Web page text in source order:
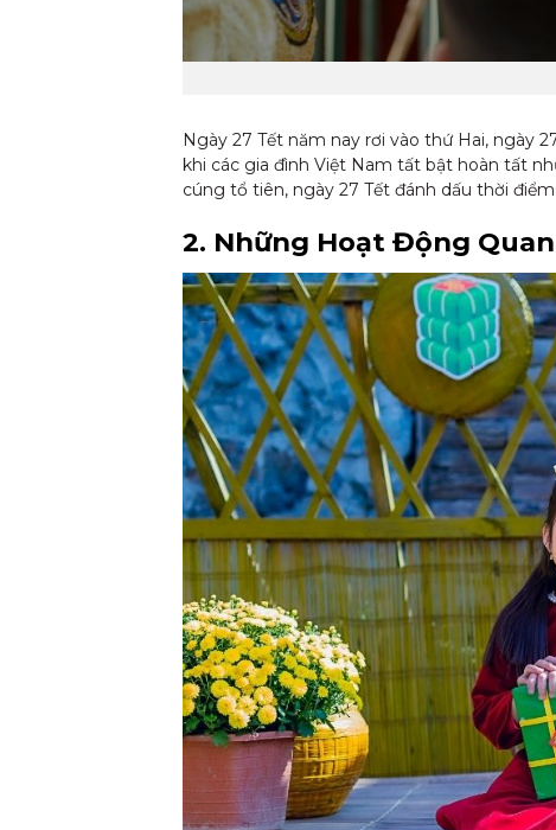
Ngày 27 Tết năm nay rơi vào thứ Hai, ngày
khi các gia đình Việt Nam tất bật hoàn tất
cúng tổ tiên, ngày 27 Tết đánh dấu thời
2. Những Hoạt Động